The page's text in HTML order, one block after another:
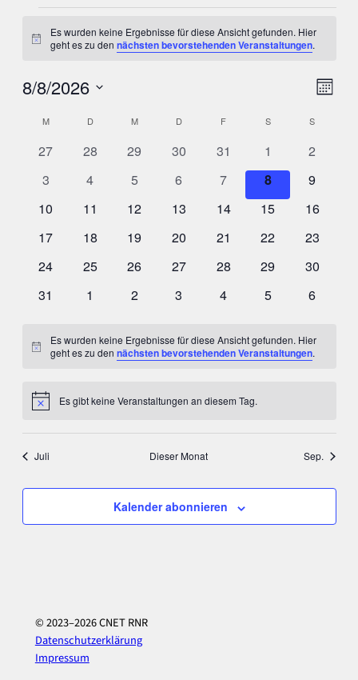
Veranstaltungen
Hinweis
Es wurden keine Ergebnisse für diese Ansicht gefunden. Hier
geht es zu den nächsten bevorstehenden Veranstaltungen.
Monat
8/8/2026
wählen.Kalender
von
Veranstaltungen
M MONTAGDDIENSTAG
M MITTWOCH
D DONNERSTAG
F SSAMSTAGS
0
27
0
28
0
29
0
Veranstaltungen
30
0
Veranstaltungen
31
0
Veranstaltungen
1
0
2
0
3
0
4
0
5
0
Veranstaltungen
6
0
Veranstaltungen
7
0
8
0
9
0
10
0
11
0
12
0
13
0
14
0
15
0
16
0
17
0
18
0
19
0
20
0
21
0
22
0
23
0
24
0
25
0
26
0
27
0
28
0
29
0
30
0
31
0
1
0
2
0
3
0
4
0
5
0
6
Hinweis
Es wurden keine Ergebnisse für diese Ansicht gefunden. Hier
geht es zu den nächsten bevorstehenden Veranstaltungen.
HinweisEs gibt keine Veranstaltungen an diesem Tag.
Juli Dieser Monat Sep.
Kalender abonnieren
© 2023–2026 CNET RNR
Datenschutzerklärung
Impressum